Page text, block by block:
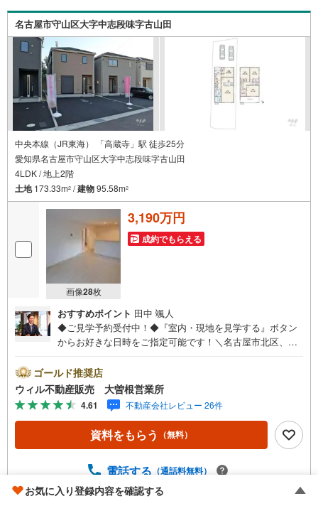
○お子様が遊べるキッズスペースあり○定休日ございません
名古屋市守山区大字中志段味字古山田
中央本線（JR東海） 「高蔵寺」駅 徒歩25分
愛知県名古屋市守山区大字中志段味字古山田
4LDK / 地上2階
土地173.33m2 /建物95.58m2
画像28枚
3,190万円
成約でもらえる
おすすめポイント 田中 颯人
◆ご見学予約受付中！◆『室内・現地を見学する』ボタン
からお好きな日時をご指定可能です！＼名古屋市北区、守
区、守山区の直接のご売却依頼を数多くいただいている不
動産仲介会社です。ネット上で分かる立地環境はもちろ
ん、過去にお任せいただいたお客様に現地の生の声をもと
に住戸環境を提案致します。＼平日のお住まい探しの方へ/
弊社では平日にご内覧・契約など平日にお住まい探しをさ
れるお客様にサービスをご用意しています。＼お仕事で忙
事前にご予約頂きましたら営業時間外でのご内覧もご対応
いたします。＼本物件の他にも気になる物件がある方へ/不
動産業者間で不動産情報が共有されているので、名古屋市
ゴールド推奨店
ウィル不動産販売 大曽根営業所
4.61 不動産会社レビュー 26件
資料をもらう （無料）
電話する （通話料無料）
お気に入り登録内容を確認する